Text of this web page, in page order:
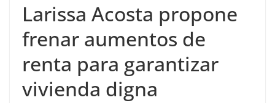
Larissa Acosta propone
frenar aumentos de
renta para garantizar
vivienda digna